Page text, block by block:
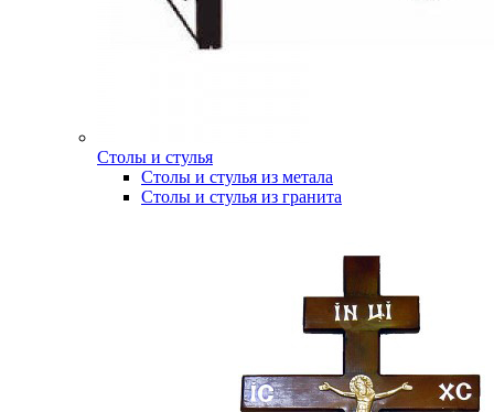
Столы и стулья
Столы и стулья из метала
Столы и стулья из гранита